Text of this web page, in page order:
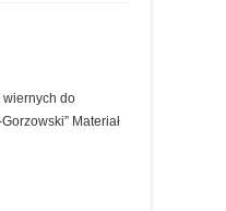
wiernych do
Materiał